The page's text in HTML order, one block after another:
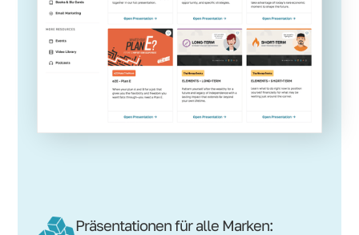
Präsentationen für alle Marken: